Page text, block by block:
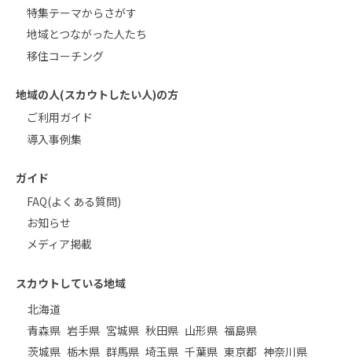
特集テーマからさがす
地域とつながった人たち
移住コーチング
地域の人(スカウトしたい人)の方
ご利用ガイド
導入事例集
ガイド
FAQ(よくある質問)
お知らせ
メディア掲載
スカウトしている地域
北海道
青森県 岩手県 宮城県 秋田県 山形県 福島県
茨城県 栃木県 群馬県 埼玉県 千葉県 東京都 神奈川県